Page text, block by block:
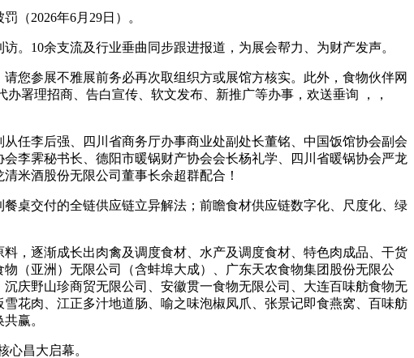
2026年6月29日）。
10余支流及行业垂曲同步跟进报道，为展会帮力、为财产发声。
参展不雅展前务必再次取组织方或展馆方核实。此外，食物伙伴网
署理招商、告白宣传、软文发布、新推广等办事，欢送垂询 ，，
李后强、四川省商务厅办事商业处副处长董铭、中国饭馆协会副会
李霁秘书长、德阳市暖锅财产协会会长杨礼学、四川省暖锅协会严龙
米酒股份无限公司董事长余超群配合！
桌交付的全链供应链立异解法；前瞻食材供应链数字化、尺度化、绿
逐渐成长出肉禽及调度食材、水产及调度食材、特色肉成品、干货
（亚洲）无限公司（含蚌埠大成）、广东天农食物集团股份无限公
庆野山珍商贸无限公司、安徽贯一食物无限公司、大连百味舫食物无
花肉、江正多汁地道肠、喻之味泡椒凤爪、张景记即食燕窝、百味舫
赢。
昌大启幕。